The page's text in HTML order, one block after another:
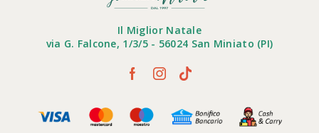
Il Miglior Natale
via G. Falcone, 1/3/5 - 56024 San Miniato (PI)